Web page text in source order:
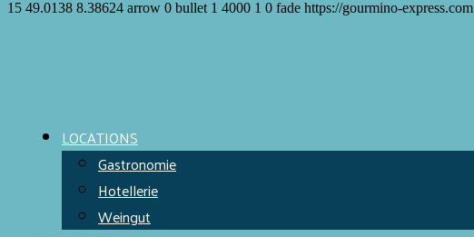
15 49.0138 8.38624 arrow 0 bullet 1 4000 1 0 fade https://gourmino-express.com
LOCATIONS
Gastronomie
Hotellerie
Weingut